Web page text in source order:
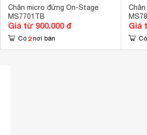
Chân micro đứng On-Stage
MS7701TB
Giá từ 900.000 đ
Có 2 nơi bán
Giá
Có